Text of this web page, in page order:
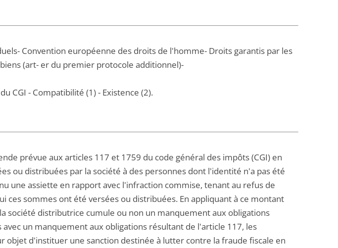
Convention européenne des droits de l'homme- Droits garantis par les
(art- er du premier protocole additionnel)-
CGI - Compatibilité (1) - Existence (2).
prévue aux articles 117 et 1759 du code général des impôts (CGI) en
ou distribuées par la société à des personnes dont l'identité n'a pas été
une assiette en rapport avec l'infraction commise, tenant au refus de
ces sommes ont été versées ou distribuées. En appliquant à ce montant
société distributrice cumule ou non un manquement aux obligations
un manquement aux obligations résultant de l'article 117, les
objet d'instituer une sanction destinée à lutter contre la fraude fiscale en